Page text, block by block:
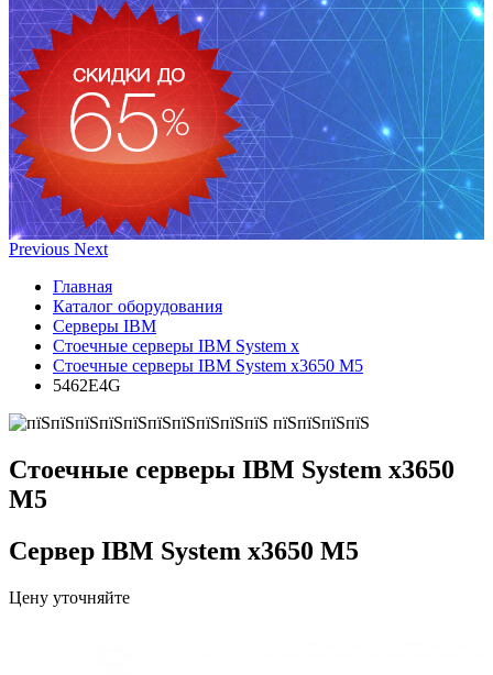
Previous Next
Главная
Каталог оборудования
Серверы IBM
Стоечные серверы IBM System x
Стоечные серверы IBM System x3650 M5
5462E4G
Стоечные серверы IBM System x3650
M5
Сервер IBM System x3650 M5
Цену уточняйте